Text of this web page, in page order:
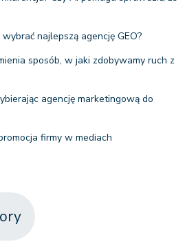
najlepszą agencję GEO?
sposób, w jaki zdobywamy ruch z
agencję marketingową do
firmy w mediach